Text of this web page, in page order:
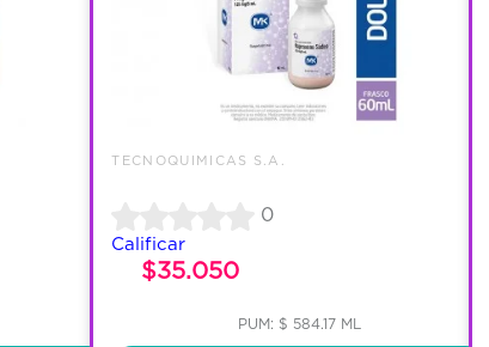
TECNOQUIMICAS S.A.
0
Calificar
$35.050
PUM: $ 584.17 ML